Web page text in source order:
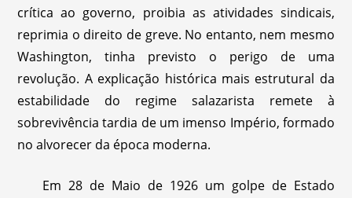
crítica ao governo, proibia as atividades sindicais,
reprimia o direito de greve. No entanto, nem mesmo
Washington, tinha previsto o perigo de uma
revolução. A explicação histórica mais estrutural da
estabilidade do regime salazarista remete à
sobrevivência tardia de um imenso Império, formado
no alvorecer da época moderna.
Em 28 de Maio de 1926 um golpe de Estado